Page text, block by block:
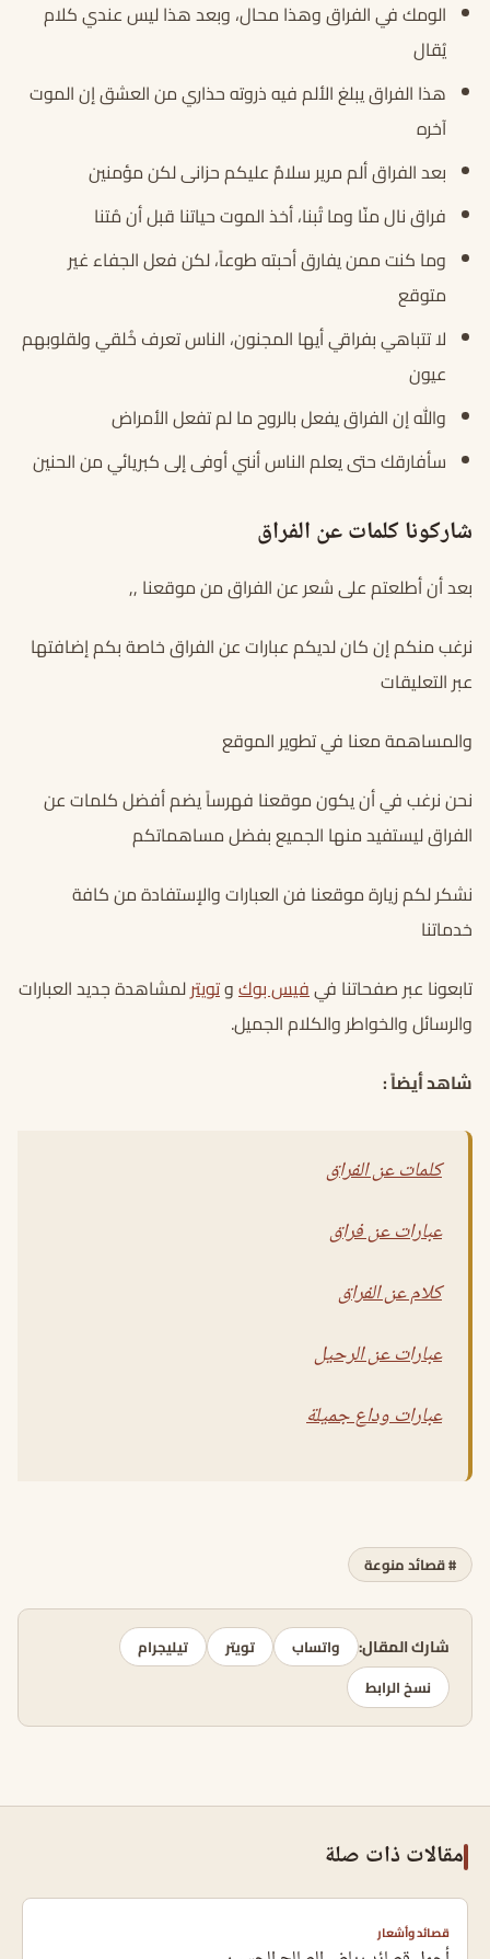
الومك في الفراق وهذا محال، وبعد هذا ليس عندي كلام
يُقال
هذا الفراق يبلغ الألم فيه ذروته حذاري من العشق إن الموت
آخره
بعد الفراق ألم مرير سلامٌ عليكم حزانى لكن مؤمنين
فراق نال منّا وما تُبنا، أخذ الموت حياتنا قبل أن مُتنا
وما كنت ممن يفارق أحبته طوعاً، لكن فعل الجفاء غير
متوقع
لا تتباهي بفراقي أيها المجنون، الناس تعرف خُلقي ولقلوبهم
عيون
والله إن الفراق يفعل بالروح ما لم تفعل الأمراض
سأفارقك حتى يعلم الناس أنني أوفى إلى كبريائي من الحنين
شاركونا كلمات عن الفراق
بعد أن أطلعتم على شعر عن الفراق من موقعنا ,,
نرغب منكم إن كان لديكم عبارات عن الفراق خاصة بكم إضافتها
عبر التعليقات
والمساهمة معنا في تطوير الموقع
نحن نرغب في أن يكون موقعنا فهرساً يضم أفضل كلمات عن
الفراق ليستفيد منها الجميع بفضل مساهماتكم
نشكر لكم زيارة موقعنا فن العبارات والإستفادة من كافة
خدماتنا
تابعونا عبر صفحاتنا فيفيس بوكوتويترلمشاهدة جديد العبارات
والرسائل والخواطر والكلام الجميل.
شاهد أيضاً :
كلمات عن الفراق
عبارات عن فراق
كلام عن الفراق
عبارات عن الرحيل
عبارات وداع جميلة
# قصائد منوعة
شارك المقال: واتساب تويتر
تيليجرام
نسخ الرابط
مقالات ذات صلة
قصائد وأشعار